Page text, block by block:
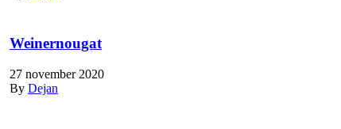
Weinernougat
27 november 2020
By Dejan